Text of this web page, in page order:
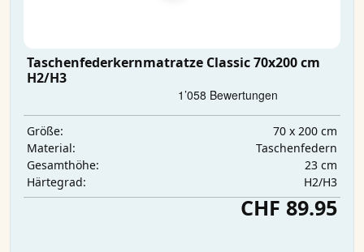
Taschenfederkernmatratze Classic 70x200 cm
H2/H3
Größe:
70 x 200 cm
Material:
Taschenfedern
Gesamthöhe:
23 cm
Härtegrad:
H2/H3
CHF 89.95